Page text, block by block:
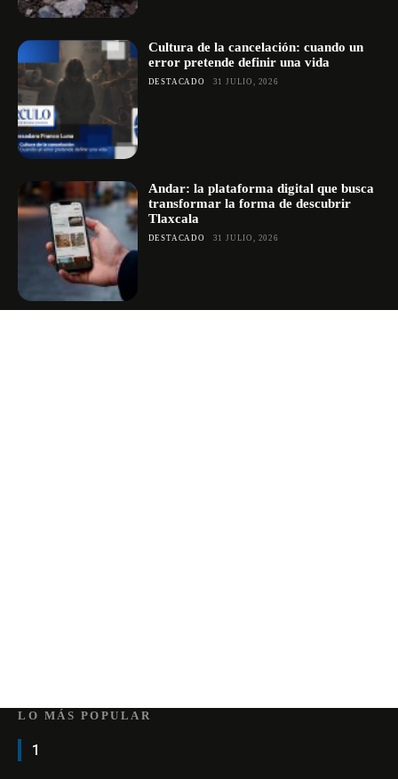
Cultura de la cancelación: cuando un
error pretende definir una vida
DESTACADO 31 JULIO, 2026
Andar: la plataforma digital que busca
transformar la forma de descubrir
Tlaxcala
DESTACADO 31 JULIO, 2026
LO MÁS POPULAR
1